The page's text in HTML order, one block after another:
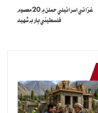
جڏهن ته عدالت ۾ مقتول جي
غزا تي اسرائيلي حملن ۾ 20 معصوم
فلسطيني ٻار به شهيد